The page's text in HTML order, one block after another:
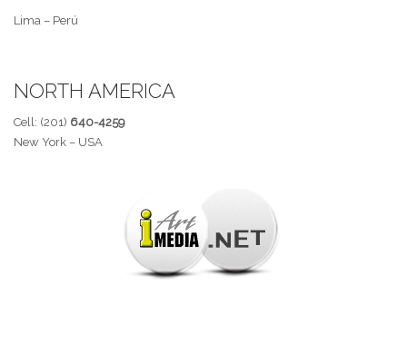
Lima – Perú
NORTH AMERICA
Cell: (201) 640-4259
New York – USA